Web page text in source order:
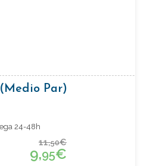
Par)
24-48h
11,50€
9,95€